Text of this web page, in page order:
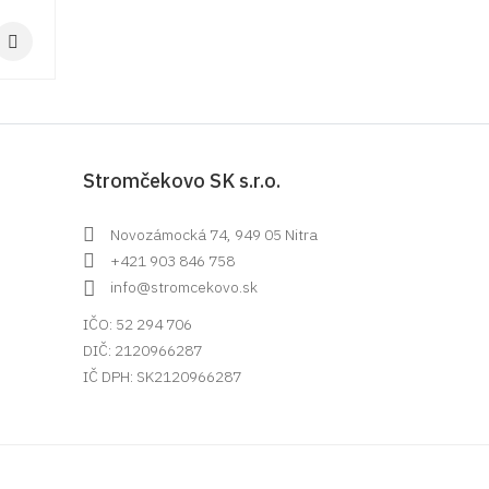
Stromčekovo SK s.r.o.
Novozámocká 74, 949 05 Nitra
+421 903 846 758
info@stromcekovo.sk
IČO: 52 294 706
DIČ: 2120966287
IČ DPH: SK2120966287